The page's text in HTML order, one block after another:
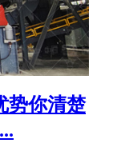
势你清楚